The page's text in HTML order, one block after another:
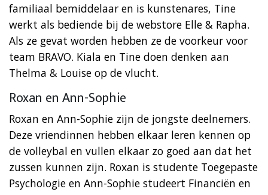
familiaal bemiddelaar en is kunstenares, Tine
werkt als bediende bij de webstore Elle & Rapha.
Als ze gevat worden hebben ze de voorkeur voor
team BRAVO. Kiala en Tine doen denken aan
Thelma & Louise op de vlucht.
Roxan en Ann-Sophie
Roxan en Ann-Sophie zijn de jongste deelnemers.
Deze vriendinnen hebben elkaar leren kennen op
de volleybal en vullen elkaar zo goed aan dat het
zussen kunnen zijn. Roxan is studente Toegepaste
Psychologie en Ann-Sophie studeert Financiën en